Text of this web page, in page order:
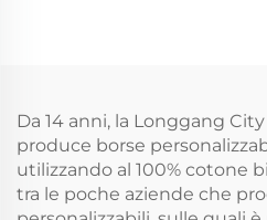
personalizzato
Da 14 anni, la Longgang
produce borse
utilizzando al 100% cotone
tra le poche aziende che